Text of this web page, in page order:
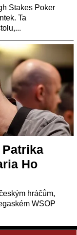
Stakes Poker
Ta
Ho
hráčům,
WSOP